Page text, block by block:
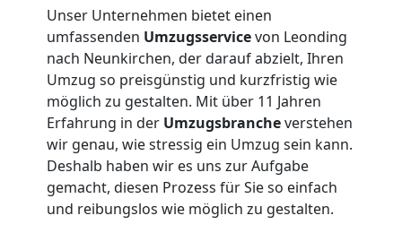
Unser Unternehmen bietet einen
umfassenden Umzugsservicevon Leonding
nach Neunkirchen, der darauf abzielt, Ihren
Umzug so preisgünstig und kurzfristig wie
möglich zu gestalten. Mit über 11 Jahren
Erfahrung in der Umzugsbrancheverstehen
wir genau, wie stressig ein Umzug sein kann.
Deshalb haben wir es uns zur Aufgabe
gemacht, diesen Prozess für Sie so einfach
und reibungslos wie möglich zu gestalten.